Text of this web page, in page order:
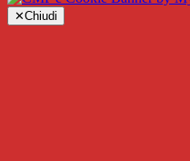
✕Chiudi